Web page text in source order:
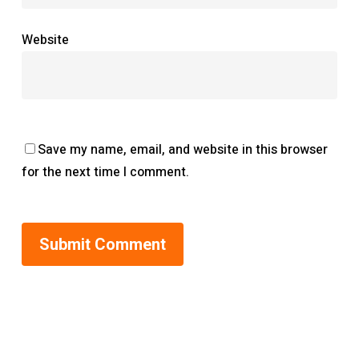
Website
Save my name, email, and website in this browser
for the next time I comment.